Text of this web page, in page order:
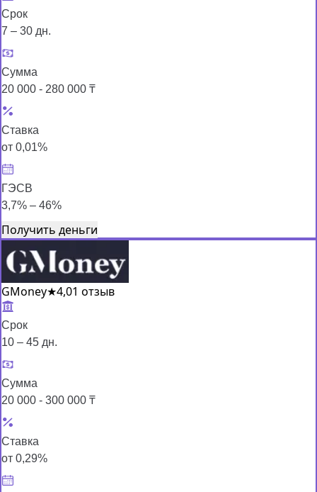
Срок
7 – 30 дн.
Сумма
20 000 - 280 000 ₸
Ставка
от 0,01%
ГЭСВ
3,7% – 46%
Получить деньги
GMoney★4,01 отзыв
Срок
10 – 45 дн.
Сумма
20 000 - 300 000 ₸
Ставка
от 0,29%